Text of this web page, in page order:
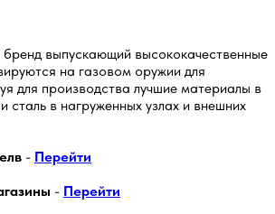
выпускающий высококачественные
на газовом оружии для
для производства лучшие материалы в
сталь в нагруженных узлах и внешних
- Перейти
- Перейти